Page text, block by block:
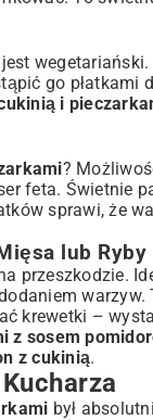
jest
go
i
?
feta. Świetnie
sprawi, że
lub Ryby
przeszkodzie.
warzyw.
krewetki –
z sosem
z cukinią.
był